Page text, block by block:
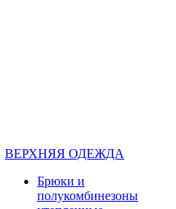
ВЕРХНЯЯ ОДЕЖДА
Брюки и
полукомбинезоны